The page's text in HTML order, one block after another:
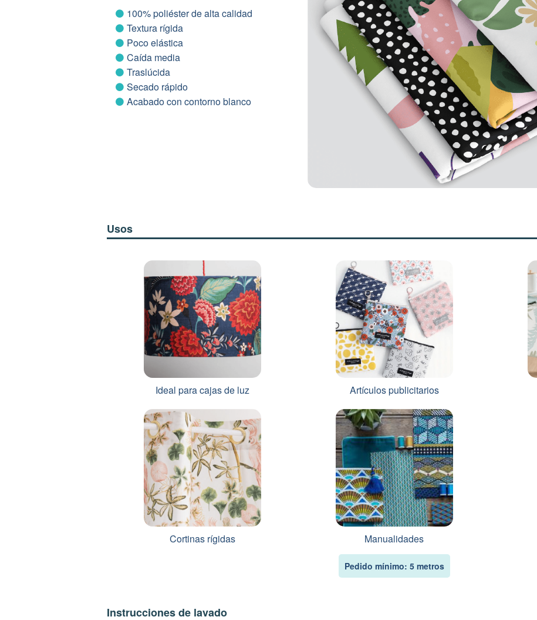
100% poliéster de alta calidad
Textura rígida
Poco elástica
Caída media
Traslúcida
Secado rápido
Acabado con contorno blanco
Usos
Ideal para cajas de luz Artículos publicitarios
Cortinas rígidas Manualidades
Pedido mínimo: 5 metros
Instrucciones de lavado